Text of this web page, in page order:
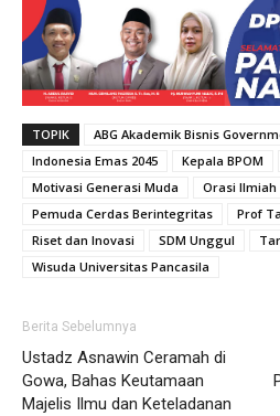
TOPIK ABG Akademik Bisnis
Indonesia Emas 2045
Kepala BPOM
Motivasi Generasi Muda
Orasi Ilmiah
Pemuda Cerdas Berintegritas
Prof
Riset dan Inovasi
SDM Unggul
Wisuda Universitas Pancasila
Berita Sebelumnya
Ustadz Asnawin Ceramah di
Gowa, Bahas Keutamaan
Majelis Ilmu dan Keteladanan